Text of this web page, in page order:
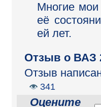
Многие мои
её
ей лет.
Отзыв o ВАЗ
Отзыв
341
Оцените